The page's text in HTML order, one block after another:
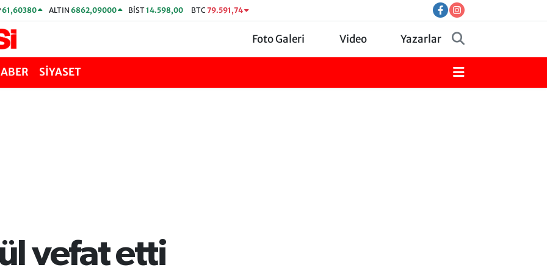
61,60380 ALTIN 6862,09000 BİST14.598,00 BTC 79.591,74
Foto Galeri Video Yazarlar
SİYASET
vefat etti